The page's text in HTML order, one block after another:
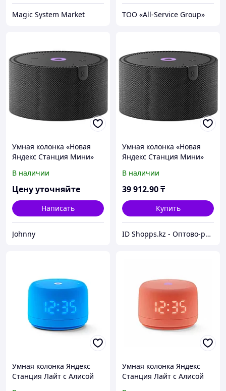
Magic System Market ТОО «All-Service Group»
Умная колонка «Новая
Яндекс Станция Мини»
помощник Алиса, 10 Вт,
без часов, ...
В наличии
Цену уточняйте
Написать
Johnny
Умная колонка «Новая
Яндекс Станция Мини»
помощник Алиса, 10 Вт,
без часов, черная
В наличии
39 912.90₸
Купить
ID Shopps.kz - Оптово-розничный Склад
Умная колонка Яндекс
Станция Лайт с Алисой
Умная колонка Яндекс
Станция Лайт с Алисой